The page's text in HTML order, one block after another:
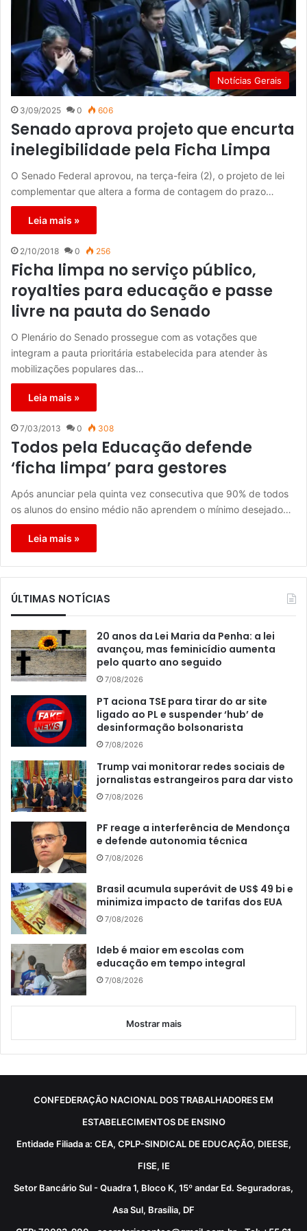
Notícias Gerais
3/09/2025 0 606
Senado aprova projeto que encurta
inelegibilidade pela Ficha Limpa
O Senado Federal aprovou, na terça-feira (2), o projeto de lei
complementar que altera a forma de contagem do prazo…
Leia mais »
2/10/2018 0 256
Ficha limpa no serviço público,
royalties para educação e passe
livre na pauta do Senado
O Plenário do Senado prossegue com as votações que
integram a pauta prioritária estabelecida para atender às
mobilizações populares das…
Leia mais »
7/03/2013 0 308
Todos pela Educação defende
‘ficha limpa’ para gestores
Após anunciar pela quinta vez consecutiva que 90% de todos
os alunos do ensino médio não aprendem o mínimo desejado…
Leia mais »
ÚLTIMAS NOTÍCIAS
20 anos da Lei Maria da Penha: a lei
avançou, mas feminicídio aumenta
pelo quarto ano seguido
7/08/2026
PT aciona TSE para tirar do ar site
ligado ao PL e suspender ‘hub’ de
desinformação bolsonarista
7/08/2026
Trump vai monitorar redes sociais de
jornalistas estrangeiros para dar visto
7/08/2026
PF reage a interferência de Mendonça
e defende autonomia técnica
7/08/2026
Brasil acumula superávit de US$ 49 bi e
minimiza impacto de tarifas dos EUA
7/08/2026
Ideb é maior em escolas com
educação em tempo integral
7/08/2026
Mostrar mais
CONFEDERAÇÃO NACIONAL DOS TRABALHADORES EM
ESTABELECIMENTOS DE ENSINO
Entidade Filiada a: CEA, CPLP-SINDICAL DE EDUCAÇÃO, DIEESE,
FISE, IE
Setor Bancário Sul - Quadra 1, Bloco K, 15º andar Ed. Seguradoras,
Asa Sul, Brasília, DF